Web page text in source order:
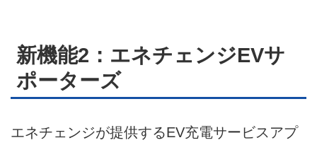
新機能2：エネチェンジEVサ
ポーターズ
エネチェンジが提供するEV充電サービスアプ